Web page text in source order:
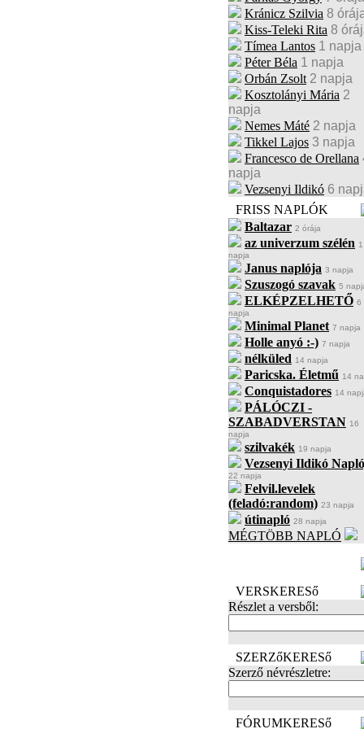
Kránicz Szilvia 8
Kiss-Teleki Rita 8
Tímea Lantos 1 napja
Péter Béla 1 napja
Orbán Zsolt 2 napja
Kosztolányi Mária 2
napja
Nemes Máté 2 napja
Tikkel Lajos 3 napja
Francesco de Orellana
napja
Vezsenyi Ildikó 6
FRISS NAPLÓK
Baltazar 2 órája
az univerzum szélén 1
napja
Janus naplója 3 napja
Szuszogó szavak 5
ELKÉPZELHETŐ 6
napja
Minimal Planet 7 napja
Holle anyó :-) 7 napja
nélküled 14 napja
Paricska. Életmű 14
Conquistadores 14
PÁLÓCZI -
SZABADVERSTAN 16
napja
szilvakék 19 napja
Vezsenyi Ildikó
22 napja
Felvil.levelek
(feladó:random) 23 napja
útinapló 28 napja
MÉGTÖBB NAPLÓ
VERSKERESő
Részlet a versből:
SZERZőKERESő
Szerző névrészletre:
FÓRUMKERESő